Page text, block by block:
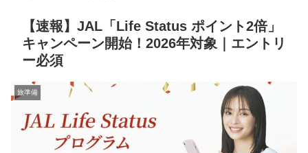
【速報】JAL「Life Status ポイント2倍」
キャンペーン開始！2026年対象｜エントリ
ー必須
旅準備